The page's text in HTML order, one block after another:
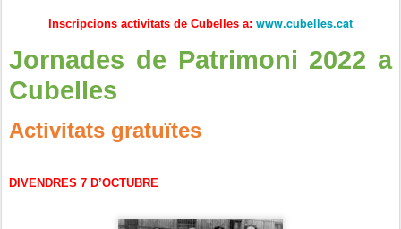
Inscripcions activitats de Cubelles a: www.cubelles.cat
Jornades de Patrimoni 2022 a
Cubelles
Activitats gratuïtes
DIVENDRES 7 D’OCTUBRE